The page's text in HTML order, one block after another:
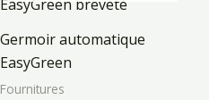
Germoir automatique
EasyGreen
Fournitures